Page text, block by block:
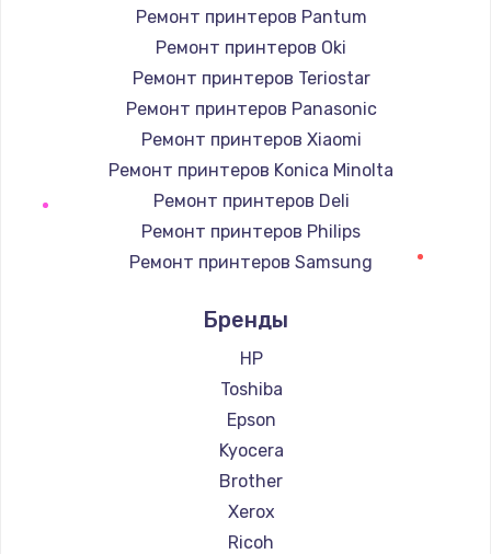
Заказать
Ремонт блока управления
2000 руб.
Заказать
Прошивка
1220 руб.
Заказать
Ремонт блока питания
100 руб.
Заказать
Ремонт принтеров Pantum
Ремонт принтеров Oki
Ремонт принтеров Teriostar
Ремонт принтеров Panasonic
Ремонт принтеров Xiaomi
Ремонт принтеров Konica Minolta
Ремонт принтеров Deli
Ремонт принтеров Philips
Ремонт принтеров Samsung
Ремонт принтеров Lexmark
Ремонт принтеров Sharp
Ремонт принтеров TSC
Ремонт принтеров Fujitsu
Ремонт принтеров Godex
Бренды
HP
Toshiba
Epson
Kyocera
Brother
Xerox
Ricoh